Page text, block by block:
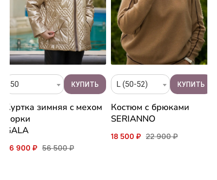
50
Куртка зимняя c мехом
норки
GALA
46 900 ₽ 56 500 ₽
L (50-52)
Костюм с брюками
SERIANNO
18 500 ₽ 22 900 ₽